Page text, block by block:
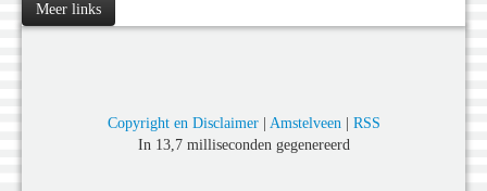
Meer links
Copyright en Disclaimer| Amstelveen| RSS
In 13,7 milliseconden gegenereerd